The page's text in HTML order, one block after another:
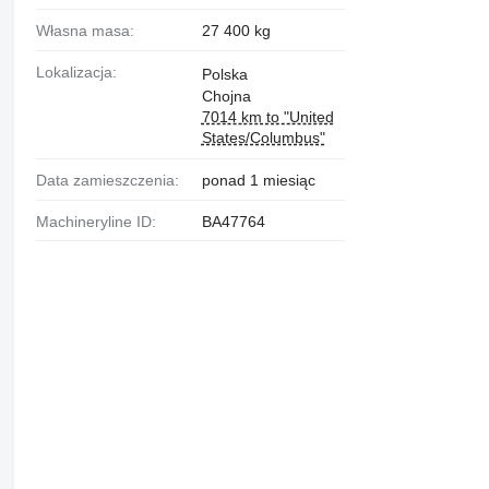
Własna masa: 27 400 kg
Lokalizacja:
Polska
Chojna
7014 km to "United
States/Columbus"
Data zamieszczenia: ponad 1 miesiąc
Machineryline ID: BA47764